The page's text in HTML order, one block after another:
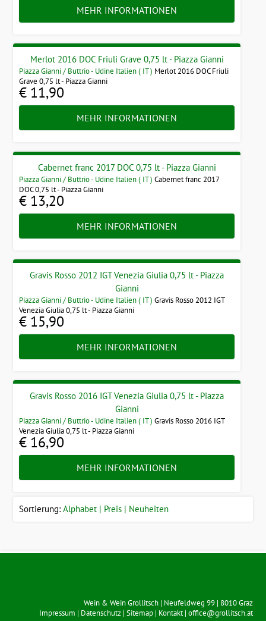
MEHR INFORMATIONEN
Merlot 2016 DOC Friuli Grave 0,75 lt - Piazza Gianni
Piazza Gianni / Buttrio - Udine Italien ( IT ) Merlot 2016 DOC Friuli
Grave 0,75 lt - Piazza Gianni
€ 11,90
MEHR INFORMATIONEN
Cabernet franc 2017 DOC 0,75 lt - Piazza Gianni
Piazza Gianni / Buttrio - Udine Italien ( IT ) Cabernet franc 2017
DOC 0,75 lt - Piazza Gianni
€ 13,20
MEHR INFORMATIONEN
Gravis Rosso 2012 IGT Venezia Giulia 0,75 lt - Piazza
Gianni
Piazza Gianni / Buttrio - Udine Italien ( IT ) Gravis Rosso 2012 IGT
Venezia Giulia 0,75 lt - Piazza Gianni
€ 15,90
MEHR INFORMATIONEN
Gravis Rosso 2016 IGT Venezia Giulia 0,75 lt - Piazza
Gianni
Piazza Gianni / Buttrio - Udine Italien ( IT ) Gravis Rosso 2016 IGT
Venezia Giulia 0,75 lt - Piazza Gianni
€ 16,90
MEHR INFORMATIONEN
Sortierung: Alphabet Preis Neuheiten
Wein & Wein Grollitsch| Neufeldweg 99| 8010 Graz
Impressum | Datenschutz| Sitemap| Kontakt| office@grollitsch.at